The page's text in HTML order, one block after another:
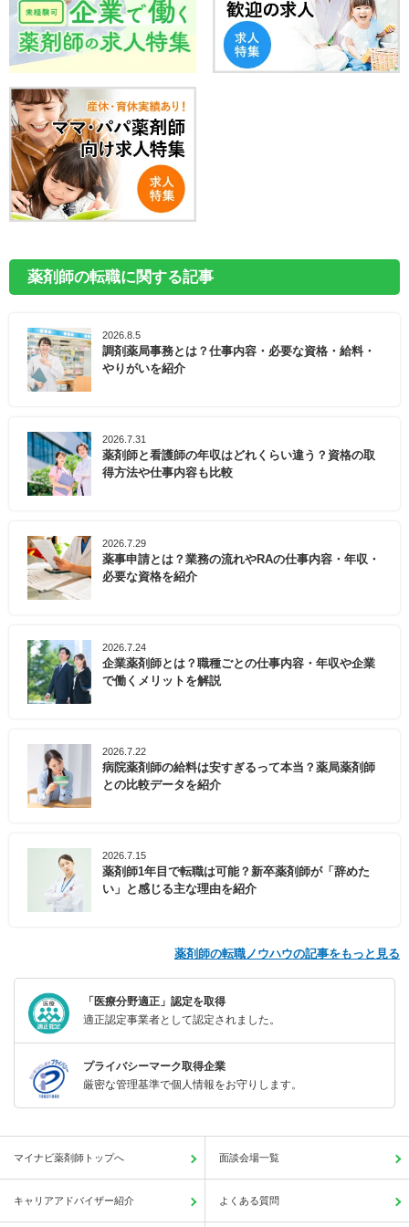
薬剤師の転職に関する記事
2026.8.5
調剤薬局事務とは？仕事内容・必要な資格・給料・
やりがいを紹介
2026.7.31
薬剤師と看護師の年収はどれくらい違う？資格の取
得方法や仕事内容も比較
2026.7.29
薬事申請とは？業務の流れやRAの仕事内容・年収・
必要な資格を紹介
2026.7.24
企業薬剤師とは？職種ごとの仕事内容・年収や企業
で働くメリットを解説
2026.7.22
病院薬剤師の給料は安すぎるって本当？薬局薬剤師
との比較データを紹介
2026.7.15
薬剤師1年目で転職は可能？新卒薬剤師が「辞めた
い」と感じる主な理由を紹介
薬剤師の転職ノウハウの記事をもっと見る
「医療分野適正」認定を取得
適正認定事業者として認定されました。
プライバシーマーク取得企業
厳密な管理基準で個人情報をお守りします。
マイナビ薬剤師トップへ 面談会場一覧
キャリアアドバイザー紹介 よくある質問